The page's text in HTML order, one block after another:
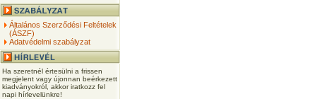
Általános Szerződési Feltételek
(ÁSZF)
Adatvédelmi szabályzat
Ha szeretnél értesülni a frissen
megjelent vagy újonnan beérkezett
kiadványokról, akkor iratkozz fel
napi hírlevelünkre!